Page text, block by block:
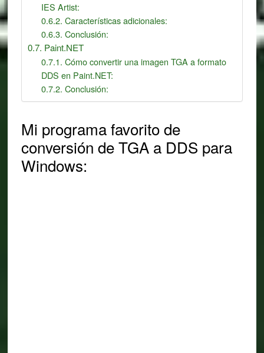
IES Artist:
Características adicionales:
Conclusión:
Paint.NET
Cómo convertir una imagen TGA a formato
DDS en Paint.NET:
Conclusión:
Mi programa favorito de
conversión de TGA a DDS para
Windows: